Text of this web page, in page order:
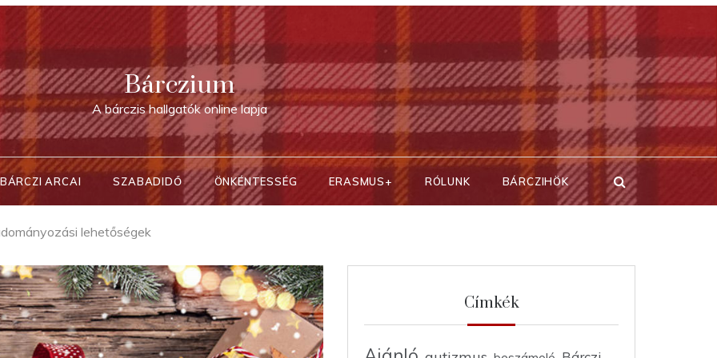
Bárczium
A bárczis hallgatók online lapja
BÁRCZI ARCAI SZABADIDŐ ÖNKÉNTESSÉG ERASMUS+ RÓLUNK BÁRCZIHÖK
lehetőségek
Címkék